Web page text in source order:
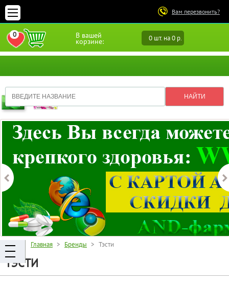
Вам перезвонить?
В вашей
корзине: 0 шт. на 0 р.
0
ПЕРЕЙТИ В ИЗБРАННОЕ
Главная > Бренды > Тэсти
ТЭСТИ